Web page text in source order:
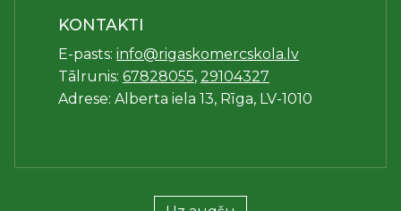
KONTAKTI
E-pasts: info@rigaskomercskola.lv
Tālrunis: 67828055, 29104327
Adrese: Alberta iela 13, Rīga, LV-1010